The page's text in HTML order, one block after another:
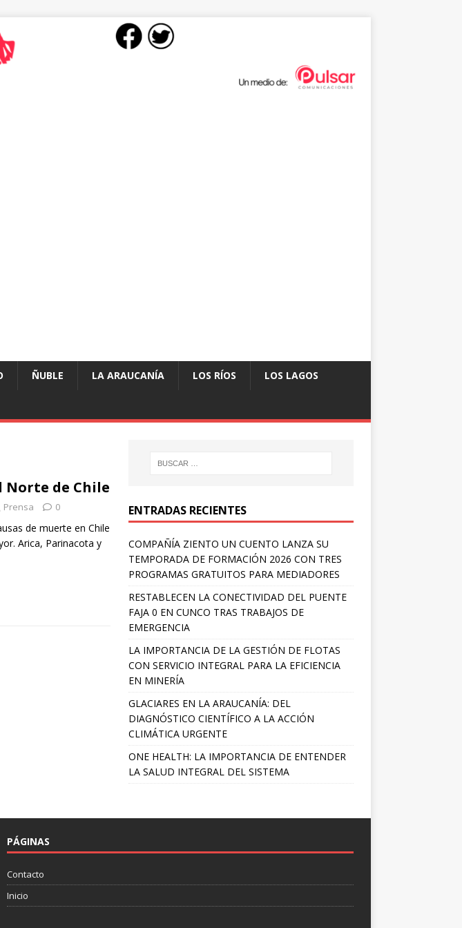
ÑUBLE LA ARAUCANÍA LOS RÍOS LOS LAGOS
Norte de Chile
Prensa 0
de muerte en Chile
Arica, Parinacota y
ENTRADAS RECIENTES
COMPAÑÍA ZIENTO UN CUENTO LANZA SU
TEMPORADA DE FORMACIÓN 2026 CON TRES
PROGRAMAS GRATUITOS PARA MEDIADORES
RESTABLECEN LA CONECTIVIDAD DEL PUENTE
FAJA 0 EN CUNCO TRAS TRABAJOS DE
EMERGENCIA
LA IMPORTANCIA DE LA GESTIÓN DE FLOTAS
CON SERVICIO INTEGRAL PARA LA EFICIENCIA
EN MINERÍA
GLACIARES EN LA ARAUCANÍA: DEL
DIAGNÓSTICO CIENTÍFICO A LA ACCIÓN
CLIMÁTICA URGENTE
ONE HEALTH: LA IMPORTANCIA DE ENTENDER
LA SALUD INTEGRAL DEL SISTEMA
PÁGINAS
Contacto
Inicio